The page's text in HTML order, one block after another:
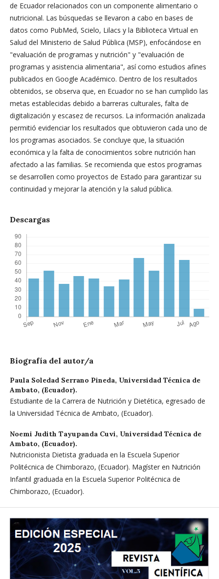
de Ecuador relacionados con un componente alimentario o
nutricional. Las búsquedas se llevaron a cabo en bases de
datos como PubMed, Scielo, Lilacs y la Biblioteca Virtual en
Salud del Ministerio de Salud Pública (MSP), enfocándose en
"evaluación de programas y nutrición" y "evaluación de
programas y asistencia alimentaria", así como estudios afines
publicados en Google Académico. Dentro de los resultados
obtenidos, se observa que, en Ecuador no se han cumplido las
metas establecidas debido a barreras culturales, falta de
digitalización y escasez de recursos. La información analizada
permitió evidenciar los resultados que obtuvieron cada uno de
los programas asociados. Se concluye que, la situación
económica y la falta de conocimientos sobre nutrición han
afectado a las familias. Se recomienda que estos programas
se desarrollen como proyectos de Estado para garantizar su
continuidad y mejorar la atención y la salud pública.
Descargas
Biografía del autor/a
Paula Soledad Serrano Pineda, Universidad Técnica de
Ambato, (Ecuador).
Estudiante de la Carrera de Nutrición y Dietética, egresado de
la Universidad Técnica de Ambato, (Ecuador).
Noemi Judith Tayupanda Cuvi, Universidad Técnica de
Ambato, (Ecuador).
Nutricionista Dietista graduada en la Escuela Superior
Politécnica de Chimborazo, (Ecuador). Magíster en Nutrición
Infantil graduada en la Escuela Superior Politécnica de
Chimborazo, (Ecuador).